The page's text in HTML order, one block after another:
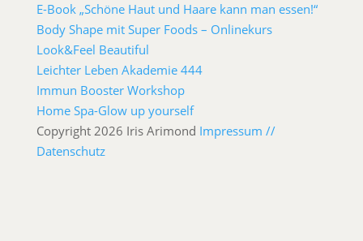
E-Book „Schöne Haut und Haare kann man essen!“
Body Shape mit Super Foods – Onlinekurs
Look&Feel Beautiful
Leichter Leben Akademie 444
Immun Booster Workshop
Home Spa-Glow up yourself
Copyright 2026 Iris Arimond Impressum //
Datenschutz